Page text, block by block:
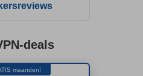
deals
maanden!